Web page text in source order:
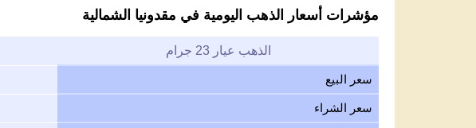
مؤشرات أسعار الذهب اليومية في مقدونيا الشمالية
الذهب عيار 23 جرام
سعر البيع
سعر الشراء